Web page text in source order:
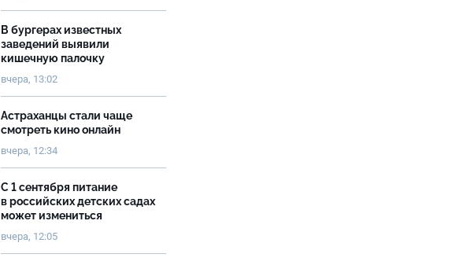
В бургерах известных
заведений выявили
кишечную палочку
вчера, 13:02
Астраханцы стали чаще
смотреть кино онлайн
вчера, 12:34
С 1 сентября питание
в российских детских садах
может измениться
вчера, 12:05